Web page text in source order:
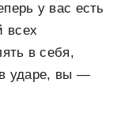
у вас есть
всех
в себя,
ударе, вы —